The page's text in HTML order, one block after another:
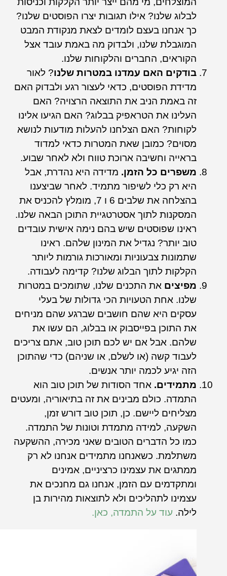
לבלוג שלנו? אילו תגובות יצרו הפוסטים שלנו?
כך אנחנו בעצם לומדים לצאת מנקודת המבט
המוגבלת שלנו, ולבדוק מה באמת עובד אצל
הקוראים, החברים והלקוחות שלנו.
בודקים האם עמדנו במטרות שלנו? לאור
מדידת הפוסטים, כדאי לעצור רגע ולבדוק האם
זה באמת הניב את התוצאה הרצויה? האם
העלינו את הטראפיק בבלוג? האם הגיעו אלינו
לקוחות? האם הצלחנו להעלות מודעות לנושא
מסוים? כמובן שאת המטרות כדאי למדוד
בראייה וחשיבה ארוכת טווח ולא לאחר שבוע.
משפרים כל הזמן.מדידה היא נהדרת, אבל
היא רק כלי לשיפור מתמיד. לאחר שביצענו
בהצלחה את שלבים 6 ו 7, מומלץ להכניס את
המסקנות לתוך אסטרטגיית התוכן הבאה שלנו.
ראינו שפוסטים שיש בהם נימה אישית עובדים
טוב יותר? נגדיל את המינון שלהם. ראינו
שתמונות צבעוניות ומאורכות גורמות ליותר
הקלקות לתוך הבלוג שלנו? קדימה לעבודה.
מפיציםאת התכנים שלנו, שתומכים במטרות
שלנו. אחת הטעויות הכי גדולות של בעלי
עסקים היא שהם חושבים שברגע שהם מניחים
את התוכן בפייסבוק או בבלוג, הם עשו את
שלהם. אבל אם יש לכם תוכן טוב, אתם צריכים
לעבוד קשה (או לשלם, או שניהם) כדי שהתוכן
הזה יגיע לכמה יותר אנשים.
מתמידים.אחד הסודות של תוכן טוב הוא
התמדה. כולם מבינים את זה בתיאוריה, ומעטים
מצליחים ליישם. כן, תוכן טוב דורש זמן,
השקעה, למידה מתמדת וטונות של התמדה.
כמו כל הדברים הטובים שאני מכירה, ההשקעה
משתלמת. כשאנחנו מתמידים אנחנו לא רק
ממתגים את עצמינו כרציניים, אמינים
ומתקדמים עם הזמן, אנחנו גם מחנכים את
עצמינו לתהליכים ולא לתוצאות מהירות בן
לילה.עוד על התמדה, כאן.